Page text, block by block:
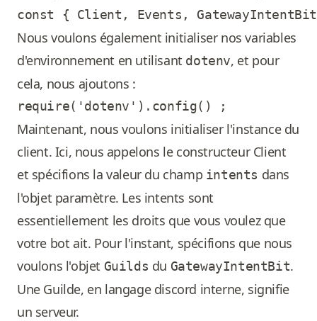
Nous voulons également initialiser nos variables
d'environnement en utilisant dotenv, et pour
cela, nous ajoutons :
Maintenant, nous voulons initialiser l'instance du
client. Ici, nous appelons le constructeur Client
et spécifions la valeur du champ intents dans
l'objet paramètre. Les intents sont
essentiellement les droits que vous voulez que
votre bot ait. Pour l'instant, spécifions que nous
voulons l'objet Guilds du GatewayIntentBit.
Une Guilde, en langage discord interne, signifie
un serveur.